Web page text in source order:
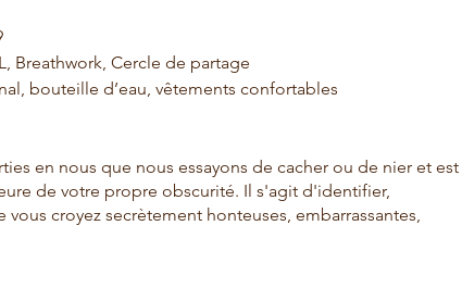
Breathwork, Cercle de partage
bouteille d’eau, vêtements confortables
en nous que nous essayons de cacher ou de nier et est
de votre propre obscurité. Il s'agit d'identifier,
croyez secrètement honteuses, embarrassantes,